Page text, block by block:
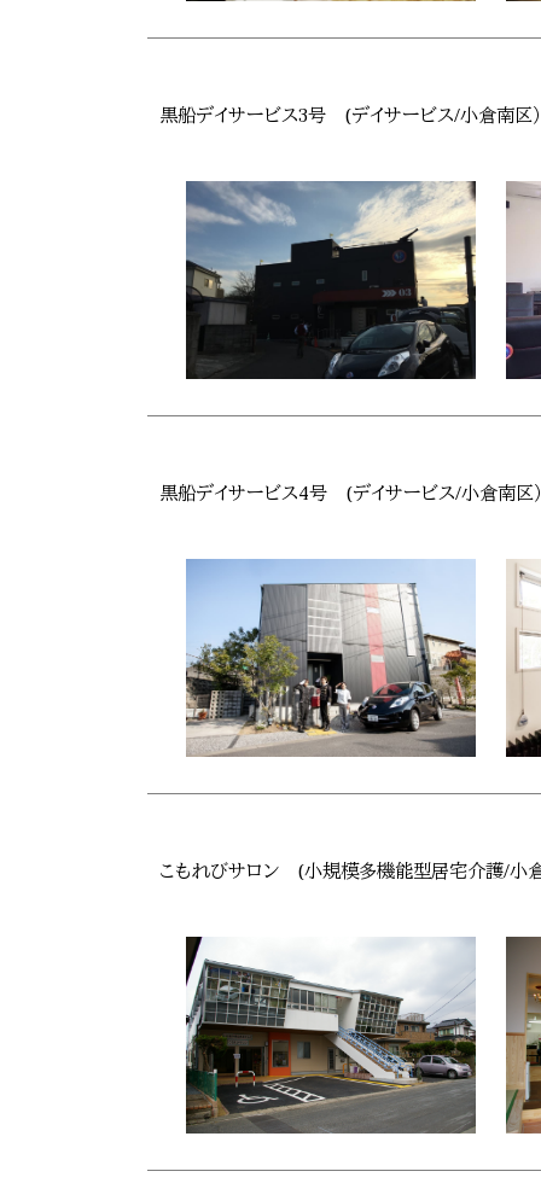
黒船デイサービス3号 (デイサービス/小倉南区）
黒船デイサービス4号 (デイサービス/小倉南区
こもれびサロン (小規模多機能型居宅介護/小